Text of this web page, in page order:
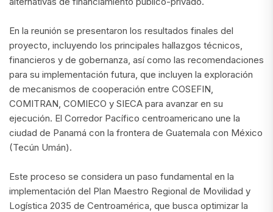
En la reunión se presentaron los resultados finales del
proyecto, incluyendo los principales hallazgos técnicos,
financieros y de gobernanza, así como las recomendaciones
para su implementación futura, que incluyen la exploración
de mecanismos de cooperación entre COSEFIN,
COMITRAN, COMIECO y SIECA para avanzar en su
ejecución. El Corredor Pacífico centroamericano une la
ciudad de Panamá con la frontera de Guatemala con México
(Tecún Umán).
Este proceso se considera un paso fundamental en la
implementación del Plan Maestro Regional de Movilidad y
Logística 2035 de Centroamérica, que busca optimizar la